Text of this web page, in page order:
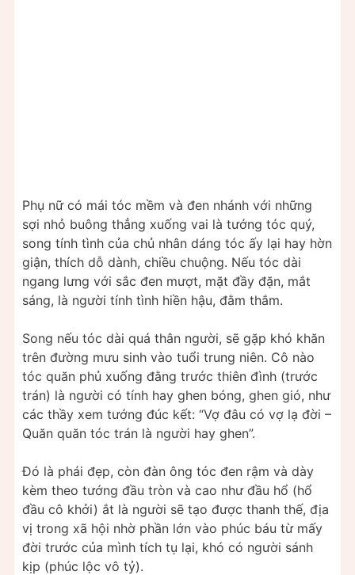
Phụ nữ có mái tóc mềm và đen nhánh với những
sợi nhỏ buông thẳng xuống vai là tướng tóc quý,
song tính tình của chủ nhân dáng tóc ấy lại hay hờn
giận, thích dỗ dành, chiều chuộng. Nếu tóc dài
ngang lưng với sắc đen mượt, mặt đầy đặn, mắt
sáng, là người tính tình hiền hậu, đằm thắm.
Song nếu tóc dài quá thân người, sẽ gặp khó khăn
trên đường mưu sinh vào tuổi trung niên. Cô nào
tóc quăn phủ xuống đằng trước thiên đình (trước
trán) là người có tính hay ghen bóng, ghen gió, như
các thầy xem tướng đúc kết: “Vợ đâu có vợ lạ đời –
Quăn quăn tóc trán là người hay ghen”.
Đó là phái đẹp, còn đàn ông tóc đen rậm và dày
kèm theo tướng đầu tròn và cao như đầu hổ (hổ
đầu cô khởi) ắt là người sẽ tạo được thanh thế, địa
vị trong xã hội nhờ phần lớn vào phúc báu từ mấy
đời trước của mình tích tụ lại, khó có người sánh
kịp (phúc lộc vô tỷ).